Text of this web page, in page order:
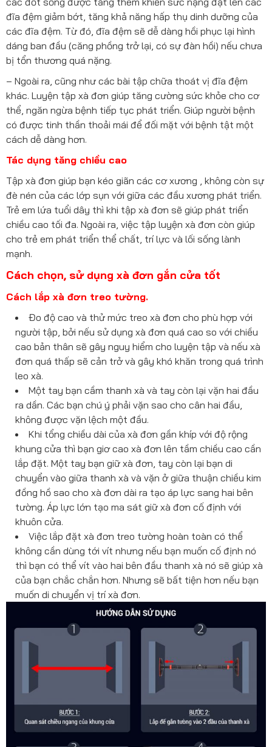
đĩa đệm giảm bớt, tăng khả năng hấp thụ dinh dưỡng của
các đĩa đệm. Từ đó, đĩa đệm sẽ dễ dàng hồi phục lại hình
dáng ban đầu (căng phồng trở lại, có sự đàn hồi) nếu chưa
bị tổn thương quá nặng.
– Ngoài ra, cũng như các bài tập chữa thoát vị đĩa đệm
khác. Luyện tập xà đơn giúp tăng cường sức khỏe cho cơ
thể, ngăn ngừa bệnh tiếp tục phát triển. Giúp người bệnh
có được tinh thần thoải mái để đối mặt với bệnh tật một
cách dễ dàng hơn.
Tác dụng tăng chiều cao
Tập xà đơn giúp bạn kéo giãn các cơ xương , không còn sự
đè nén của các lớp sụn với giữa các đầu xương phát triển.
Trẻ em lứa tuổi dây thì khi tập xà đơn sẽ giúp phát triển
chiều cao tối đa. Ngoài ra, việc tập luyện xà đơn còn giúp
cho trẻ em phát triển thể chất, trí lực và lối sống lành
mạnh.
Cách chọn, sử dụng xà đơn gắn cửa tốt
Cách lắp xà đơn treo tường.
Đo độ cao và thử mức treo xà đơn cho phù hợp với
người tập, bởi nếu sử dụng xà đơn quá cao so với chiều
cao bản thân sẽ gây nguy hiểm cho luyện tập và nếu xà
đơn quá thấp sẽ cản trở và gây khó khăn trong quá trình
leo xà.
Một tay bạn cầm thanh xà và tay còn lại vặn hai đầu
ra dần. Các bạn chú ý phải vặn sao cho cân hai đầu,
không được vặn lệch một đầu.
Khi tổng chiều dài của xà đơn gần khíp với độ rộng
khung cửa thì bạn giơ cao xà đơn lên tầm chiều cao cần
lắp đặt. Một tay bạn giữ xà đơn, tay còn lại bạn di
chuyển vào giữa thanh xà và vặn ở giữa thuận chiều kim
đồng hồ sao cho xà đơn dài ra tạo áp lực sang hai bên
tường. Áp lực lớn tạo ma sát giữ xà đơn cố định với
khuôn cửa.
Việc lắp đặt xà đơn treo tường hoàn toàn có thể
không cần dùng tới vít nhưng nếu bạn muốn cố định nó
thì bạn có thể vít vào hai bên đầu thanh xà nó sẽ giúp xà
của bạn chắc chắn hơn. Nhưng sẽ bất tiện hơn nếu bạn
muốn di chuyển vị trí xà đơn.